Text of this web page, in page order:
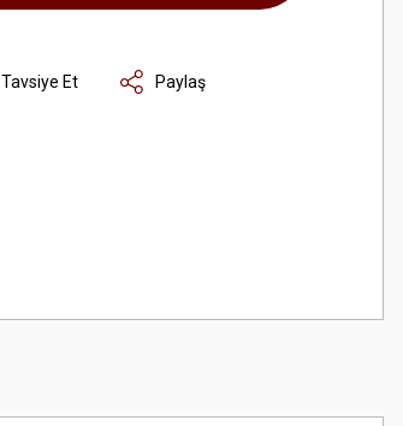
Tavsiye Et Paylaş